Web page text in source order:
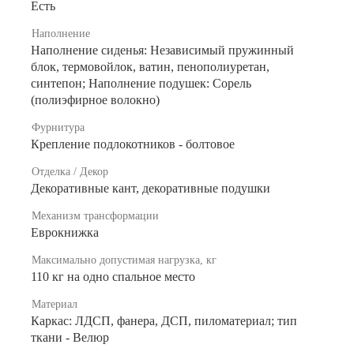
Есть
Наполнение
Наполнение сиденья: Независимый пружинный
блок, термовойлок, ватин, пенополиуретан,
синтепон; Наполнение подушек: Сорель
(полиэфирное волокно)
Фурнитура
Крепление подлокотников - болтовое
Отделка / Декор
Декоративные кант, декоративные подушки
Механизм трансформации
Еврокнижка
Максимально допустимая нагрузка, кг
110 кг на одно спальное место
Материал
Каркас: ЛДСП, фанера, ДСП, пиломатериал; тип
ткани - Велюр